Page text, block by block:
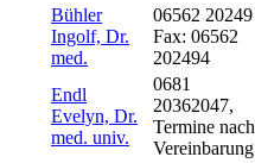
Bühler
Ingolf, Dr.
med.
06562 20249
Fax: 06562
202494
Endl
Evelyn, Dr.
med. univ.
0681
20362047,
Termine nach
Vereinbarung